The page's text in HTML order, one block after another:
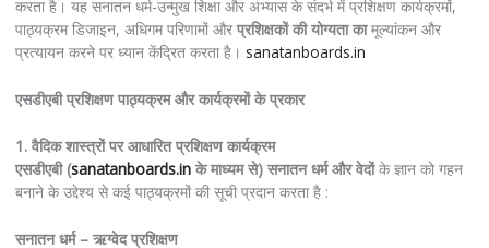
करता है। यह सनातन धर्म-उन्मुख शिक्षा और अभ्यास के संदर्भ में प्रशिक्षण कार्यक्रमों,
पाठ्यक्रम डिजाइन, अधिगम परिणामों और प्रशिक्षकों की योग्यता कामूल्यांकन और
प्रत्यायन करने पर ध्यान केंद्रित करता है। sanatanboards.in
एसडीएबी प्रशिक्षण पाठ्यक्रम और कार्यक्रमों के प्रकार
1. वैदिक शास्त्रों पर आधारित प्रशिक्षण कार्यक्रम
एसडीएबी (sanatanboards.inके माध्यम से) सनातन धर्म और वेदोंके ज्ञान को गहन
बनाने के उद्देश्य से कई पाठ्यक्रमों की सूची प्रदान करता है :
सनातन धर्म – ऋग्वेद प्रशिक्षण